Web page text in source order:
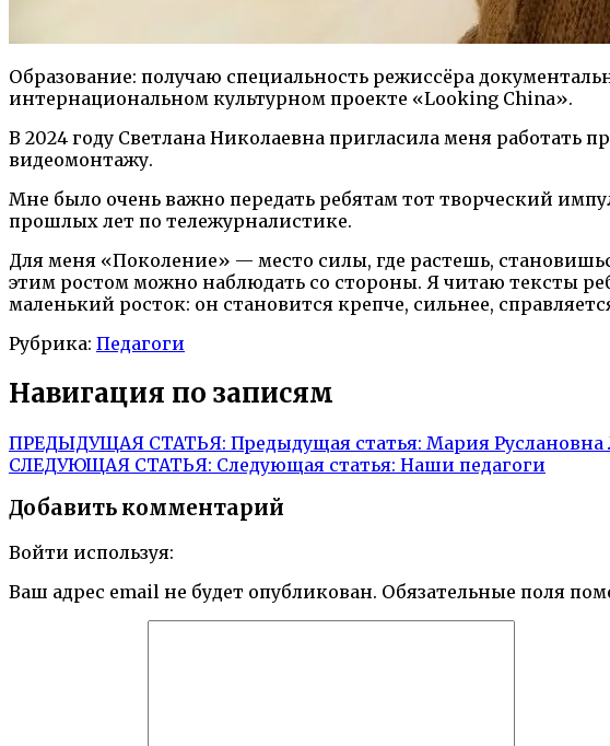
Образование: получаю специальность режиссёра
интернациональном культурном проекте «Looking China».
В 2024 году Светлана Николаевна пригласила меня работать
видеомонтажу.
Мне было очень важно передать ребятам тот творческий
прошлых лет по тележурналистике.
Для меня «Поколение» — место силы, где растешь,
этим ростом можно наблюдать со стороны. Я читаю тексты
маленький росток: он становится крепче, сильнее,
Рубрика: Педагоги
Навигация по записям
ПРЕДЫДУЩАЯ СТАТЬЯ: Предыдущая статья: Мария
СЛЕДУЮЩАЯ СТАТЬЯ: Следующая статья: Наши педагоги
Добавить комментарий
Войти используя:
Ваш адрес email не будет опубликован. Обязательные поля